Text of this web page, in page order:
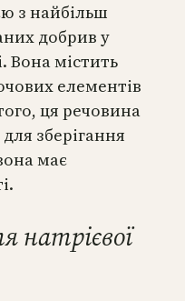
з найбільш
добрив у
Вона містить
елементів
ця речовина
зберігання
має
натрієвої